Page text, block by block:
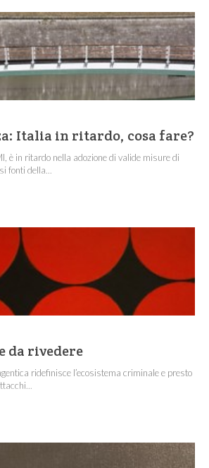
Italia in ritardo, cosa fare?
è in ritardo nella adozione di valide misure di
fonti della...
da rivedere
ridefinisce l’ecosistema criminale e presto